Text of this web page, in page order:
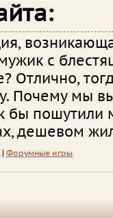
с
Отлично,
Почему мы
бы пошутили
дешевом
| Форумные игры